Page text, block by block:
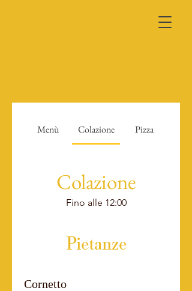
Menù Colazione Pizza
Colazione
Fino alle 12:00
Pietanze
Cornetto